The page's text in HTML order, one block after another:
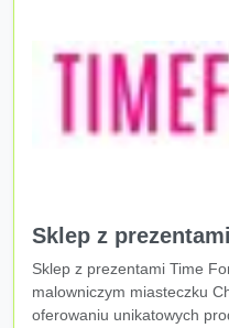
Sklep z
Sklep z prezentami Time
malowniczym miasteczku
oferowaniu unikatowych